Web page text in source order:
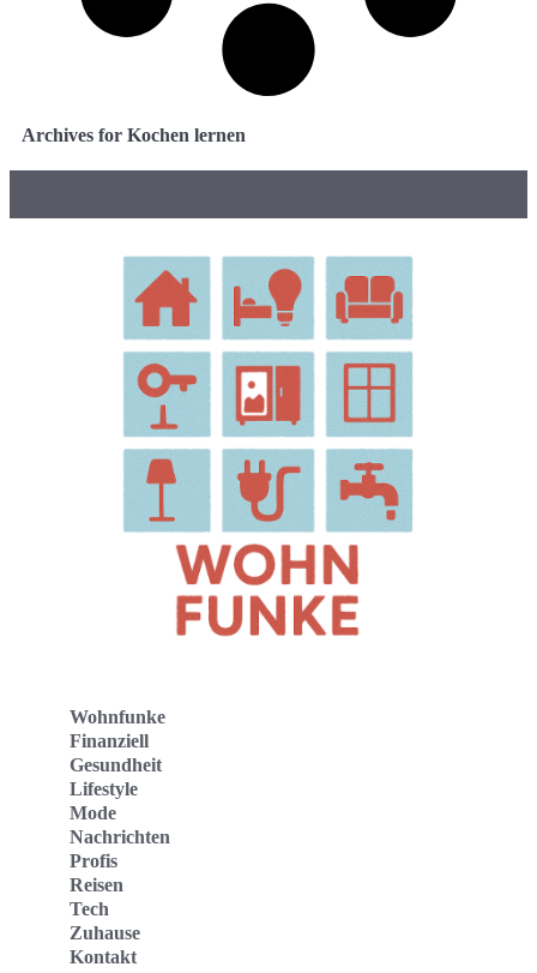
Archives for Kochen lernen
Wohnfunke
Finanziell
Gesundheit
Lifestyle
Mode
Nachrichten
Profis
Reisen
Tech
Zuhause
Kontakt